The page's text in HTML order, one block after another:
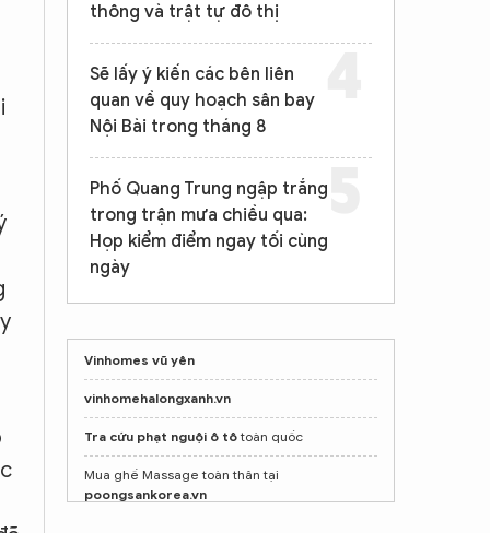
thông và trật tự đô thị
Sẽ lấy ý kiến các bên liên
quan về quy hoạch sân bay
Nội Bài trong tháng 8
Phố Quang Trung ngập trắng
trong trận mưa chiều qua:
Họp kiểm điểm ngay tối cùng
ngày
Vinhomes vũ yên
vinhomehalongxanh.vn
Tra cứu phạt nguội ô tôtoàn quốc
Mua ghế Massage toàn thân tại
poongsankorea.vn